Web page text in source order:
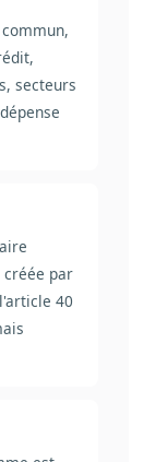
secteurs
par
40